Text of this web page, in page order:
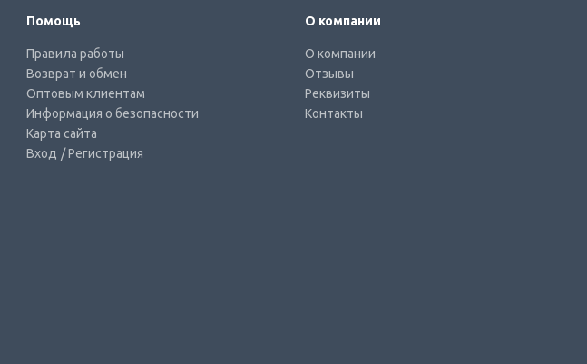
Помощь
Правила работы
Возврат и обмен
Оптовым клиентам
Информация о безопасности
Карта сайта
Вход / Регистрация
О компании
О компании
Отзывы
Реквизиты
Контакты